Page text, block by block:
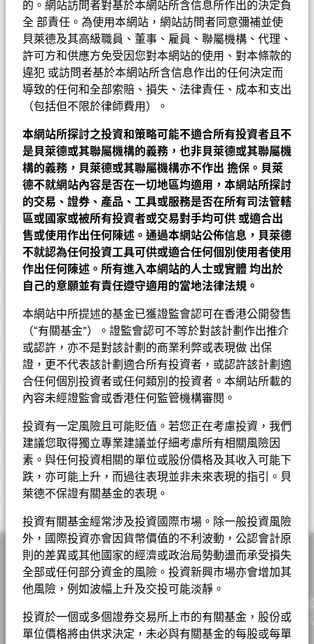
的。網站訪問者對基於本網站所含信息所作出的決定負
全 部責任。為使用本網站，網站訪問者同意彌補並使
貝萊德及其高級職員、董事、雇員、聯屬機構、代理、
許可方和供應方免受因您對本網站的使用、對本條款的
違犯 或訪問者基於本網站所含信息作出的任何決定而
導致的任何和全部索賠、損失、法律責任、成本和支出
（包括但不限於律師費用）。
本網站所探討之投資和策略可能不適合所有投資者且不
是貝萊德或其聯屬機構的義務，也非貝萊德或其聯屬機
構的義務，貝萊德或其聯屬機構亦不作出 擔保。貝萊
德不就網站內容是否在一切地區均適用，本網站所探討
的交易、證券、產品、工具或服務是否在所有司法管轄
區或國家或被所有投資者或交易對手均可供 或適合出
售或使用作出任何陳述。通過本網站公佈信息，貝萊德
不就認為任何投資工具可供或適合任何個別使用者使用
作出任何陳述。所有進入本網站的人士或實體 均出於
自己的意願並有責任遵守適用的當地法律法規。
本網站中所提述的基金已獲證監會認可在香港公開發售
（“有關基金”）。證監會認可不等於對該計劃作出推介
或認許，亦不是對該計劃的商業利弊或表現做 出保
證，更不代表該計劃適合所有投資者，或認許該計劃適
合任何個別投資者或任何類別的投資者。本網站所載的
內容未經證監會或香港任何監管機構審閱。
投資有一定風險且可能貶值。若您正在考慮投資，我們
建議您取得獨立專業建議並仔細考慮所有相關風險因
素。與任何投資相關的單位或股份價格及其收入可能下
跌，亦可能上升，而過往表現並非未來表現的指引。貝
萊德不保證有關基金的表現。
投資有關基金經常涉及投資國際市場。除一般投資風險
外，國際投資亦會因貨幣價值的不利波動，公認會計原
則的差異或其他國家的經濟或政治局勢動盪而承受損失
全部或任何部分資金的風險。投資新興市場亦會增加其
他風險，例如波幅上升及交投可能淡靜。
投資於一個或多個證券交易所上市的有關基金，股份或
單位價格將由供求決定，未必與有關基金的每股或每單
基金架構易於識別市場端點及轉折點
發掘潛力被低估的公司
投資方法靈活
把握亞洲區內最佳的投資機會
貝萊德亞洲巨龍基金
基金的全部貨幣對沖股份類別使用金融衍生產品以對沖貨幣風險。
股份類別中使用金融衍生產品可能為基金內其他股份類別帶來潛在
風險效應（亦稱為溢出）。該基金的管理公司將確保適當的程序得
以進行，以至對其他股份類別的風險效應減至最低。您只需直接在
基金名稱下方使用下拉式方框，即可查閱這基金內全部股份類別—
貨幣對沖股份類別會於股份類別的名稱中顯示「對沖」的字眼。此
外，如欲索取所有貨幣對沖股份類別的完整列表，應向基金管理公
司提出。
表現
圖表
查看圖表
表現
Chart
Bar chart with 2 data series.
The chart has 1 X axis displaying categories.
The chart has 1 Y axis displaying Values. Range: -20 to 30.
Values
0
10
20
30
基金資料
基金總值
截至 2026年8月7日
美元 1,313,211,161
基金成立日期
1997年1月2日
基準貨幣
USD
參考指標 1
MSCI所有國家亞洲(不包括日本)
首次認購費
5.00%
ISIN
LU0329592298
表現費
0.00%
註冊地點
盧森堡
管理公司
BlackRock (Luxembourg) S.A.
交易結算日
交易日 + 3 日
香港證監會認可ESG基金
否
基本因素及風險
持倉數目
截至 2026年6月30日
47
3年貝他係數
截至 2026年7月31日
1.006
截至 2026年6月30日
三年標準差
截至 2026年7月31日
18.36%
市盈率
基金評級
Morningstar星號評級
晨星星號評
級
截至 2026年7月31日
Morningstar基金獎牌評級
於2019年6月21日頒發
分析員主導的百分比 (%)
截至 -
數據覆蓋百分比(%)
持股
截至 2026年6月30日
成分股名稱 比重(%)
TAIWAN SEMICONDUCTOR MANUFACTURING CO
LTD
9.53
SAMSUNG ELECTRONICS CO LTD
SK HYNIX INC
9.24
TENCENT HOLDINGS LTD
5.12
ASE TECHNOLOGY HOLDING CO LTD
OVERSEA-CHINESE BANKING CORPORATION LTD
2.90
ICICI BANK LTD
2.79
投資分佈
截至 2026年6月30日
比重（%）
投資分佈 基金 基準
Net
資訊科技
44.99 50.38
-5.39
工業
15.34 7.61
7.73
通訊
9.56 5.87
3.69
價格及交易所
股份類別 貨幣 淨值 變動 變動(%)
資產淨值截至
A2
USD 72.71 0.70 0.97
2026年8月7日
A2
GBP 53.90 0.48 0.90
2026年8月7日
A2 對沖股份
PLN 196.37 1.85 0.95
A2 對沖股份
CHF 17.24 0.16 0.94
2026年8月7日
A2 對沖股份
SGD 20.03 0.19 0.96
2026年8月7日
基金經理
Matt Colvin
Lucy Liu (INV)
ESG 整合
ESG 整合
相關文件
貝萊德亞洲巨龍基金 D2 歐元 基金
基金章程
作為一家全球投資管理公司及客戶的信託人，貝萊德致力為
實現財務幸福。自1999年以來，我們憑藉領先的金融科技，
戶提供理想的解決方案以協助他們達成其重要投資目標。